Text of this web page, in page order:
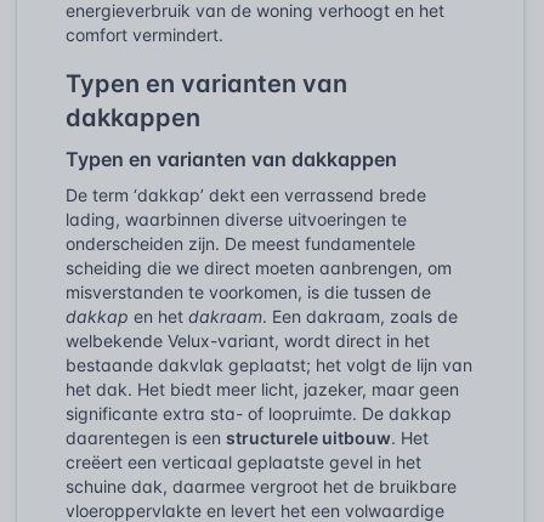
energieverbruik van de woning verhoogt en het
comfort vermindert.
Typen en varianten van
dakkappen
Typen en varianten van dakkappen
De term ‘dakkap’ dekt een verrassend brede
lading, waarbinnen diverse uitvoeringen te
onderscheiden zijn. De meest fundamentele
scheiding die we direct moeten aanbrengen, om
misverstanden te voorkomen, is die tussen de
dakkap en het dakraam. Een dakraam, zoals de
welbekende Velux-variant, wordt direct in het
bestaande dakvlak geplaatst; het volgt de lijn van
het dak. Het biedt meer licht, jazeker, maar geen
significante extra sta- of loopruimte. De dakkap
daarentegen is een structurele uitbouw. Het
creëert een verticaal geplaatste gevel in het
schuine dak, daarmee vergroot het de bruikbare
vloeroppervlakte en levert het een volwaardige